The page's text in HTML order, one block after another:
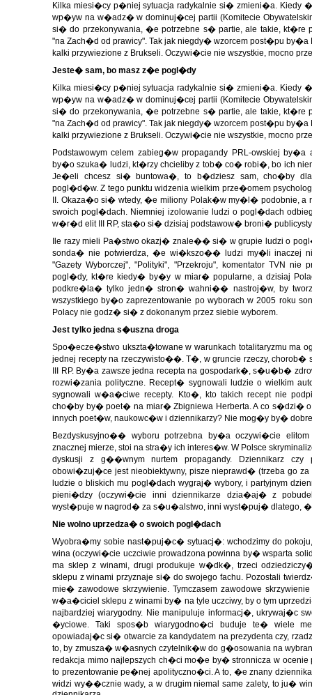
Kilka miesi�cy p�niej sytuacja radykalnie si� zmieni�a. Kiedy
wp�yw na w�adz� w dominuj�cej partii (Komitecie
si� do przekonywania, �e potrzebne s� partie, ale takie, kt�re
"na Zach�d od prawicy". Tak jak niegdy� wzorcem post�pu
kalki przywiezione z Brukseli. Oczywi�cie nie wszystkie, mocno
Jeste� sam, bo masz z�e pogl�dy
Kilka miesi�cy p�niej sytuacja radykalnie si� zmieni�a. Kiedy
wp�yw na w�adz� w dominuj�cej partii (Komitecie
si� do przekonywania, �e potrzebne s� partie, ale takie, kt�re
"na Zach�d od prawicy". Tak jak niegdy� wzorcem post�pu
kalki przywiezione z Brukseli. Oczywi�cie nie wszystkie, mocno
Podstawowym celem zabieg�w propagandy PRL-owskiej
by�o szuka� ludzi, kt�rzy chcieliby z tob� co� robi�, bo ich
Je�eli chcesz si� buntowa�, to b�dziesz sam, cho�by
pogl�d�w. Z tego punktu widzenia wielkim prze�omem
II. Okaza�o si� wtedy, �e miliony Polak�w my�l� podobnie, a
swoich pogl�dach. Niemniej izolowanie ludzi o pogl�dach
w�r�d elit III RP, sta�o si� dzisiaj podstawow� broni�
Ile razy mieli Pa�stwo okazj� znale�� si� w grupie ludzi o
sonda� nie potwierdza, �e wi�kszo�� ludzi my�li inaczej
"Gazety Wyborczej", "Polityki", "Przekroju", komentator TVN
pogl�dy, kt�re kiedy� by�y w miar� popularne, a dzisiaj
podkre�la� tylko jedn� stron� wahni�� nastroj�w, by
wszystkiego by�o zaprezentowanie po wyborach w 2005 roku
Polacy nie godz� si� z dokonanym przez siebie wyborem.
Jest tylko jedna s�uszna droga
Spo�ecze�stwo ukszta�towane w warunkach totalitaryzmu
jednej recepty na rzeczywisto��. T�, w gruncie rzeczy,
III RP. By�a zawsze jedna recepta na gospodark�, s�u�b�
rozwi�zania polityczne. Recept� sygnowali ludzie o wielkim
sygnowali w�a�ciwe recepty. Kto�, kto takich recept nie
cho�by by� poet� na miar� Zbigniewa Herberta. A co s�dzi� o
innych poet�w, naukowc�w i dziennikarzy? Nie mog�y by�
Bezdyskusyjno�� wyboru potrzebna by�a oczywi�cie
znacznej mierze, stoi na stra�y ich interes�w. W Polsce
dyskusji z g��wnym nurtem propagandy. Dziennikarz
obowi�zuj�ce jest nieobiektywny, pisze nieprawd� (trzeba go
ludzie o bliskich mu pogl�dach wygraj� wybory, i partyjnym
pieni�dzy (oczywi�cie inni dziennikarze dzia�aj� z
wyst�puje w nagrod� za s�u�alstwo, inni wyst�puj� dlatego,
Nie wolno uprzedza� o swoich pogl�dach
Wyobra�my sobie nast�puj�c� sytuacj�: wchodzimy do
wina (oczywi�cie uczciwie prowadzona powinna by� wsparta
ma sklep z winami, drugi produkuje w�dk�, trzeci
sklepu z winami przyznaje si� do swojego fachu. Pozostali
mie� zawodowe skrzywienie. Tymczasem zawodowe
w�a�ciciel sklepu z winami by� na tyle uczciwy, by o tym
najbardziej wiarygodny. Nie manipuluje informacj�, ukrywaj�c
�yciowe. Taki spos�b wiarygodno�ci buduje te� wiele
opowiadaj�c si� otwarcie za kandydatem na prezydenta czy,
to, by zmusza� w�asnych czytelnik�w do g�osowania na
redakcja mimo najlepszych ch�ci mo�e by� stronnicza w ocenie
to prezentowanie pe�nej apolityczno�ci. A to, �e znany
widzi wy��cznie wady, a w drugim niemal same zalety, to ju�